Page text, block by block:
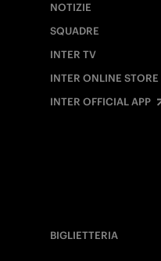
NOTIZIE
SQUADRE
INTER TV
INTER ONLINE STORE
INTER OFFICIAL APP
BIGLIETTERIA